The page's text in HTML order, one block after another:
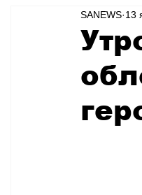
Общество
Транспорт
SANEWS 13